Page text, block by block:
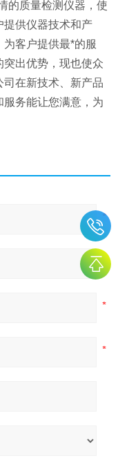
的质量检测仪器，使
提供仪器技术和产
客户提供最*的服
出优势，现也使众
在新技术、新产品
务能让您满意，为